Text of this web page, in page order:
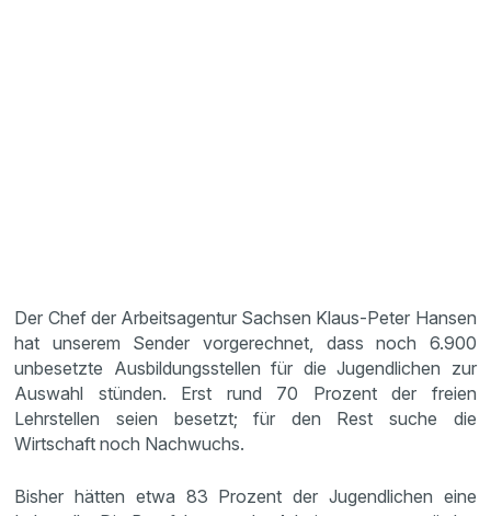
Der Chef der Arbeitsagentur Sachsen Klaus-Peter Hansen
hat unserem Sender vorgerechnet, dass noch 6.900
unbesetzte Ausbildungsstellen für die Jugendlichen zur
Auswahl stünden. Erst rund 70 Prozent der freien
Lehrstellen seien besetzt; für den Rest suche die
Wirtschaft noch Nachwuchs.
Bisher hätten etwa 83 Prozent der Jugendlichen eine